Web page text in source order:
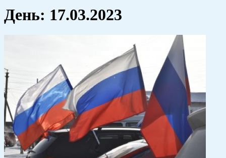
День: 17.03.2023